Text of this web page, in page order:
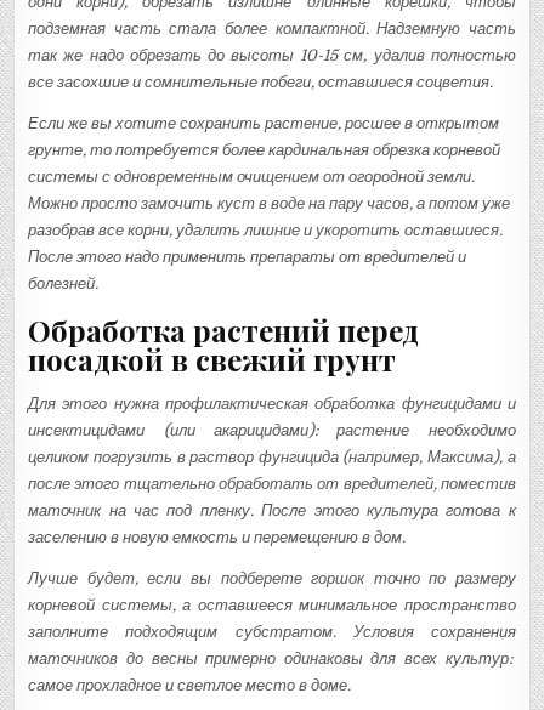
подземная часть стала более компактной. Надземную часть
так же надо обрезать до высоты 10-15 см, удалив полностью
все засохшие и сомнительные побеги, оставшиеся соцветия.
Если же вы хотите сохранить растение, росшее в открытом
грунте, то потребуется более кардинальная обрезка корневой
системы с одновременным очищением от огородной земли.
Можно просто замочить куст в воде на пару часов, а потом уже
разобрав все корни, удалить лишние и укоротить оставшиеся.
После этого надо применить препараты от вредителей и
болезней.
Обработка растений перед
посадкой в свежий грунт
Для этого нужна профилактическая обработка фунгицидами и
инсектицидами (или акарицидами): растение необходимо
целиком погрузить в раствор фунгицида (например, Максима), а
после этого тщательно обработать от вредителей, поместив
маточник на час под пленку. После этого культура готова к
заселению в новую емкость и перемещению в дом.
Лучше будет, если вы подберете горшок точно по размеру
корневой системы, а оставшееся минимальное пространство
заполните подходящим субстратом. Условия сохранения
маточников до весны примерно одинаковы для всех культур:
самое прохладное и светлое место в доме.